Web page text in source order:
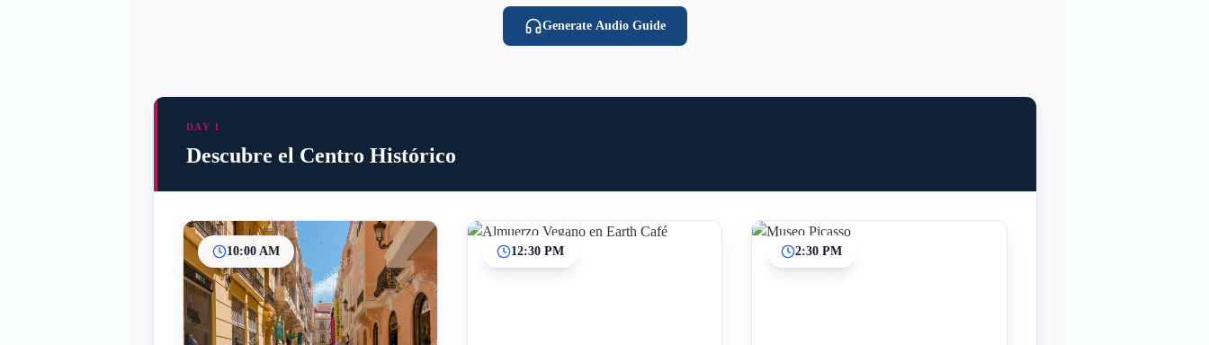
Generate Audio Guide
DAY 1
Descubre el Centro Histórico
10:00 AM 12:30 PM 2:30 PM